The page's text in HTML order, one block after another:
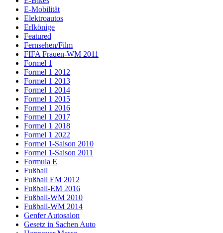
E-Mobilität
Elektroautos
Erlkönige
Featured
Fernsehen/Film
FIFA Frauen-WM 2011
Formel 1
Formel 1 2012
Formel 1 2013
Formel 1 2014
Formel 1 2015
Formel 1 2016
Formel 1 2017
Formel 1 2018
Formel 1 2022
Formel 1-Saison 2010
Formel 1-Saison 2011
Formula E
Fußball
Fußball EM 2012
Fußball-EM 2016
Fußball-WM 2010
Fußball-WM 2014
Genfer Autosalon
Gesetz in Sachen Auto